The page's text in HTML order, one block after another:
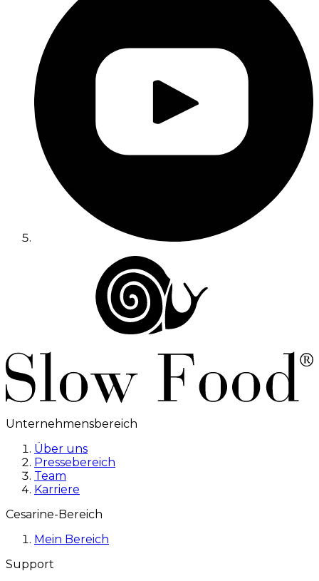
Unternehmensbereich
Über uns
Pressebereich
Team
Karriere
Cesarine-Bereich
Mein Bereich
Support